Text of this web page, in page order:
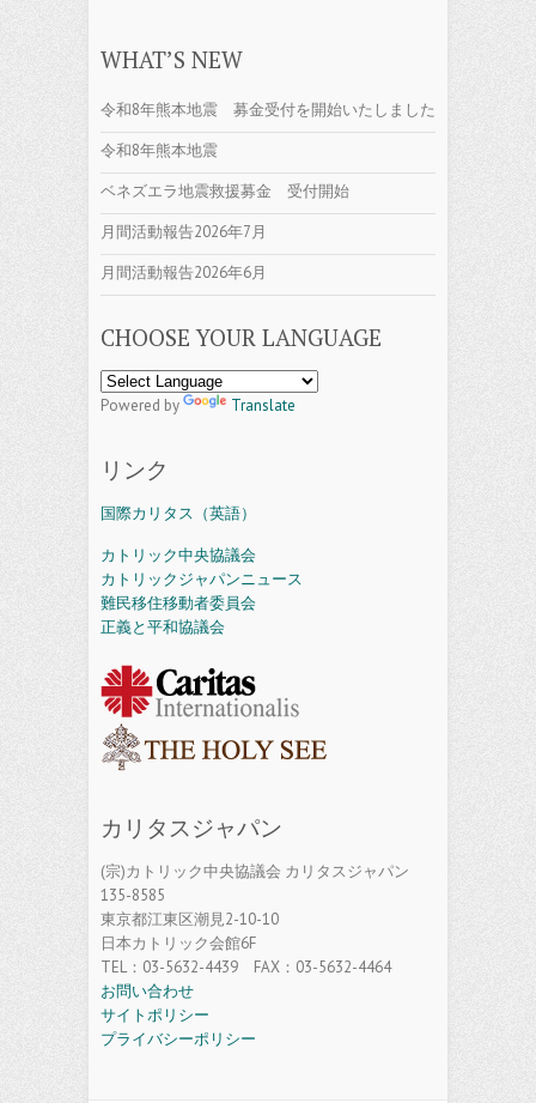
WHAT’S NEW
令和8年熊本地震 募金受付を開始いたしました
令和8年熊本地震
ベネズエラ地震救援募金 受付開始
月間活動報告2026年7月
月間活動報告2026年6月
CHOOSE YOUR LANGUAGE
Powered by Translate
リンク
国際カリタス（英語）
カトリック中央協議会
カトリックジャパンニュース
難民移住移動者委員会
正義と平和協議会
カリタスジャパン
(宗)カトリック中央協議会 カリタスジャパン
135-8585
東京都江東区潮見2-10-10
日本カトリック会館6F
TEL：03-5632-4439 FAX：03-5632-4464
お問い合わせ
サイトポリシー
プライバシーポリシー